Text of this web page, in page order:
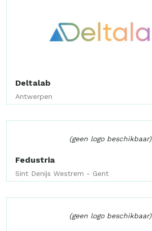
Deltalab
Antwerpen
(geen logo beschikbaar)
Fedustria
Sint Denijs Westrem - Gent
(geen logo beschikbaar)